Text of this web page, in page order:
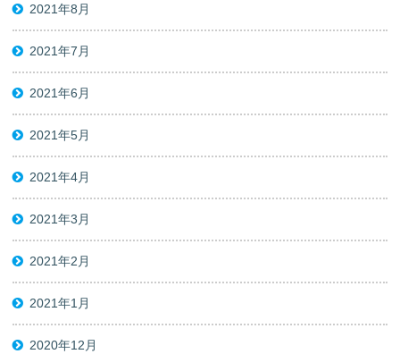
2021年8月
2021年7月
2021年6月
2021年5月
2021年4月
2021年3月
2021年2月
2021年1月
2020年12月